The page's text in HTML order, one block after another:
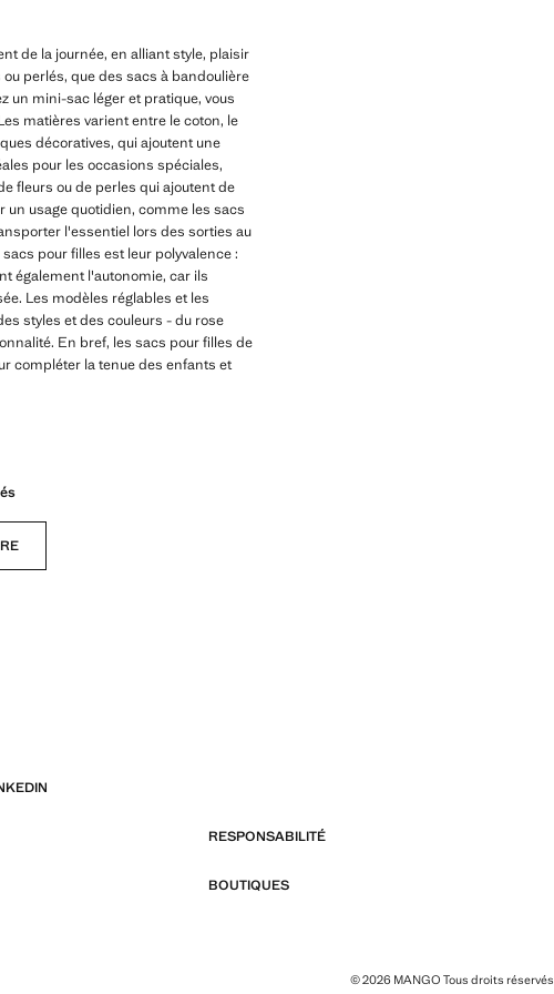
de la journée, en alliant style, plaisir
perlés, que des sacs à bandoulière
un mini-sac léger et pratique, vous
matières varient entre le coton, le
décoratives, qui ajoutent une
pour les occasions spéciales,
fleurs ou de perles qui ajoutent de
un usage quotidien, comme les sacs
l'essentiel lors des sorties au
pour filles est leur polyvalence :
également l'autonomie, car ils
Les modèles réglables et les
styles et des couleurs - du rose
En bref, les sacs pour filles de
compléter la tenue des enfants et
RESPONSABILITÉ
BOUTIQUES
© 2026 MANGO Tous droits réservés